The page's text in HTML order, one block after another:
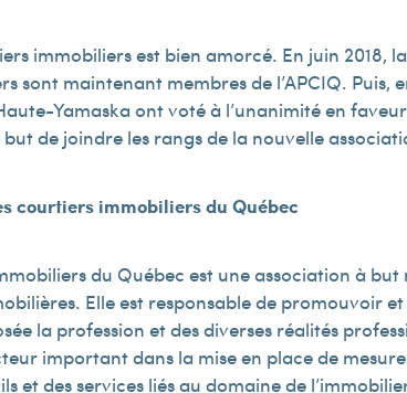
immobiliers est bien amorcé. En juin 2018,
sont maintenant membres de l’APCIQ. Puis,
Yamaska ont voté à l’unanimité en
de joindre les rangs de la nouvelle
courtiers immobiliers du Québec
du Québec est une association à
Elle est responsable de promouvoir
la profession et des diverses réalités
important dans la mise en place de
et des services liés au domaine de